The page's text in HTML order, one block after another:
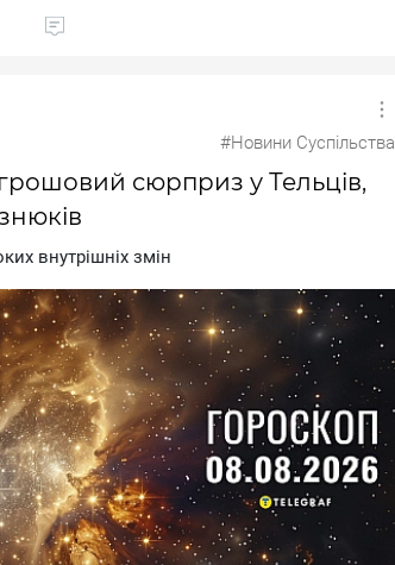
#Новини Суспільства
сюрприз у Тельців,
внутpiшнix змiн